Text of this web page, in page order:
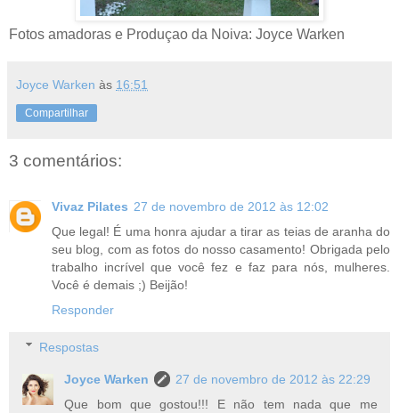
Fotos amadoras e Produçao da Noiva: Joyce Warken
Joyce Warken às 16:51
Compartilhar
3 comentários:
Vivaz Pilates 27 de novembro de 2012 às 12:02
Que legal! É uma honra ajudar a tirar as teias de aranha do
seu blog, com as fotos do nosso casamento! Obrigada pelo
trabalho incrível que você fez e faz para nós, mulheres.
Você é demais ;) Beijão!
Responder
Respostas
Joyce Warken
27 de novembro de 2012 às 22:29
Que bom que gostou!!! E não tem nada que me